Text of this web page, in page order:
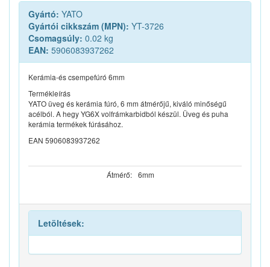
Gyártó: YATO
Gyártói cikkszám (MPN): YT-3726
Csomagsúly: 0.02 kg
EAN: 5906083937262
Kerámia-és csempefúró 6mm
Termékleírás
YATO üveg és kerámia fúró, 6 mm átmérőjű, kiváló minőségű
acélból. A hegy YG6X volfrámkarbidból készül. Üveg és puha
kerámia termékek fúrásához.
EAN 5906083937262
Átmérő: 6mm
Letöltések: